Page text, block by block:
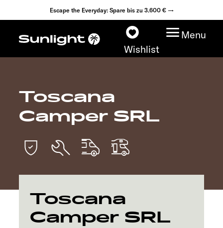
Escape the Everyday: Spare bis zu 3.600 € →
Wishlist
Menu
Modelle
Fahrzeugfinder
Explore
Toscana
Camper SRL
Toscana
Camper SRL